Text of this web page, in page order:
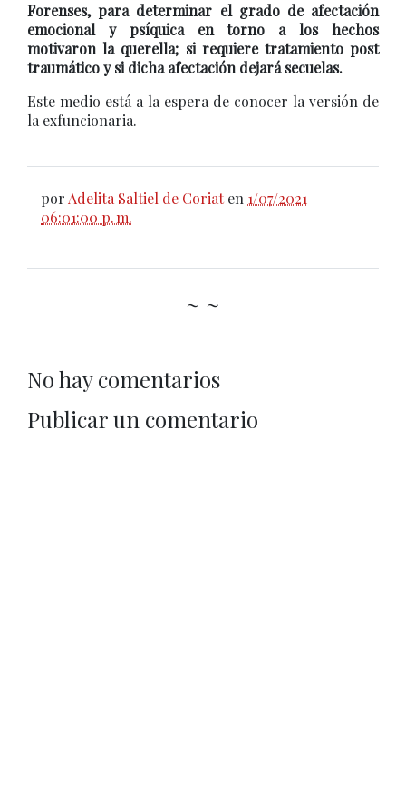
Forenses, para determinar el grado de afectación
emocional y psíquica en torno a los hechos
motivaron la querella; si requiere tratamiento post
traumático y si dicha afectación dejará secuelas.
Este medio está a la espera de conocer la versión de
la exfuncionaria.
por Adelita Saltiel de Coriat en 1/07/2021
06:01:00 p. m.
~ ~
No hay comentarios
Publicar un comentario